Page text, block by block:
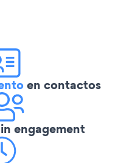
en contactos
in engagement